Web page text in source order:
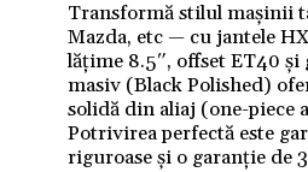
Transformă stilul mașinii
Mazda, etc — cu jantele
lățime 8.5″, offset ET40
masiv (Black Polished)
solidă din aliaj (one-piece
Potrivirea perfectă este
riguroase și o garanție de